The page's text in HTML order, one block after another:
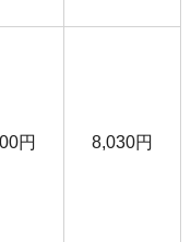
円 8,030円